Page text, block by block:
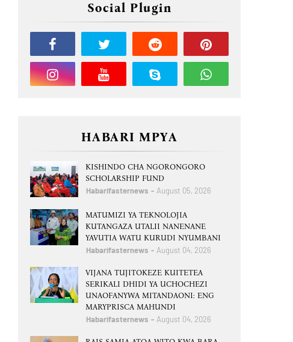
Social Plugin
HABARI MPYA
KISHINDO CHA NGORONGORO
SCHOLARSHIP FUND
Habarifasternews August 05, 2026
MATUMIZI YA TEKNOLOJIA
KUTANGAZA UTALII NANENANE
YAVUTIA WATU KURUDI NYUMBANI
Habarifasternews August 04, 2026
VIJANA TUJITOKEZE KUITETEA
SERIKALI DHIDI YA UCHOCHEZI
UNAOFANYWA MITANDAONI: ENG
MARYPRISCA MAHUNDI
Habarifasternews August 04, 2026